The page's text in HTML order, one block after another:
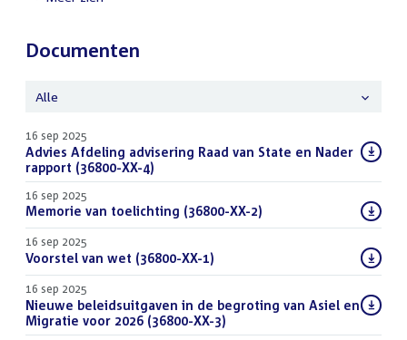
Documenten
Alle
16 sep 2025
Download
bestand:
Advies Afdeling advisering Raad van State en Nader
rapport (36800-XX-4)
16 sep 2025
Download
bestand:
Memorie van toelichting (36800-XX-2)
16 sep 2025
Download
bestand:
Voorstel van wet (36800-XX-1)
16 sep 2025
Download
bestand:
Nieuwe beleidsuitgaven in de begroting van Asiel en
Migratie voor 2026 (36800-XX-3)